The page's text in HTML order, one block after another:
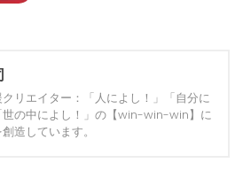
リエイター：「人によし！」「自分に
世の中によし！」の【win-win-win】に
造しています。